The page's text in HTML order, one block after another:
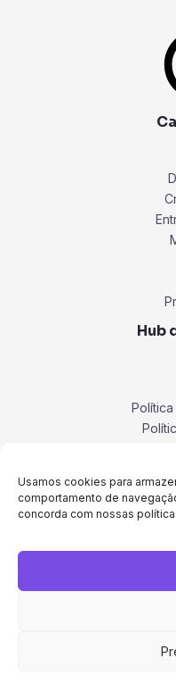
Usamos cookies para
comportamento de
concorda com nossas
Hub